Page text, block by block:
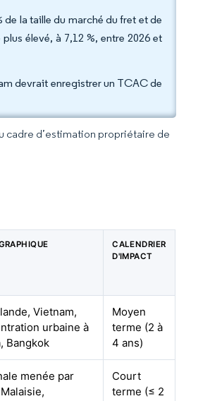
la taille du marché du fret et de
élevé, à 7,12 %, entre 2026 et
devrait enregistrer un TCAC de
cadre d’estimation propriétaire de
CALENDRIER
D'IMPACT
Vietnam,
urbaine à
Bangkok
Moyen
terme (2 à
4 ans)
menée par
Court
terme (≤ 2